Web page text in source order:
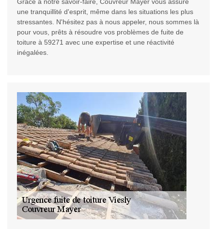
Grâce à notre savoir-faire, Couvreur Mayer vous assure
une tranquillité d'esprit, même dans les situations les plus
stressantes. N'hésitez pas à nous appeler, nous sommes là
pour vous, prêts à résoudre vos problèmes de fuite de
toiture à 59271 avec une expertise et une réactivité
inégalées.